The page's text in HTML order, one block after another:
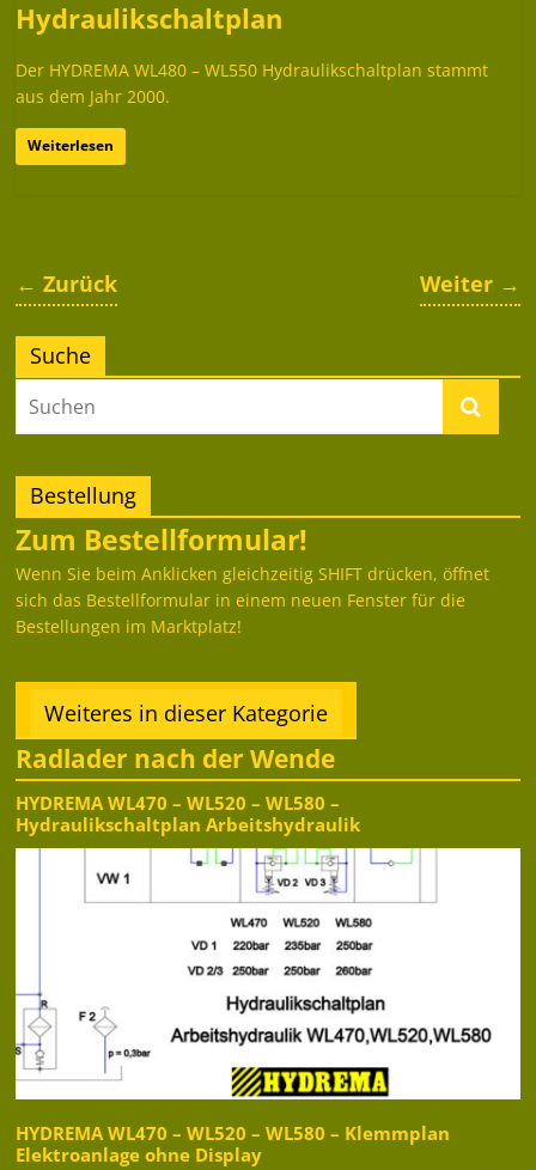
Hydraulikschaltplan
Der HYDREMA WL480 – WL550 Hydraulikschaltplan stammt
aus dem Jahr 2000.
Weiterlesen
← Zurück Weiter →
Suche
Bestellung
Zum Bestellformular!
Wenn Sie beim Anklicken gleichzeitig SHIFT drücken, öffnet
sich das Bestellformular in einem neuen Fenster für die
Bestellungen im Marktplatz!
Weiteres in dieser Kategorie
Radlader nach der Wende
HYDREMA WL470 – WL520 – WL580 –
Hydraulikschaltplan Arbeitshydraulik
HYDREMA WL470 – WL520 – WL580 – Klemmplan
Elektroanlage ohne Display